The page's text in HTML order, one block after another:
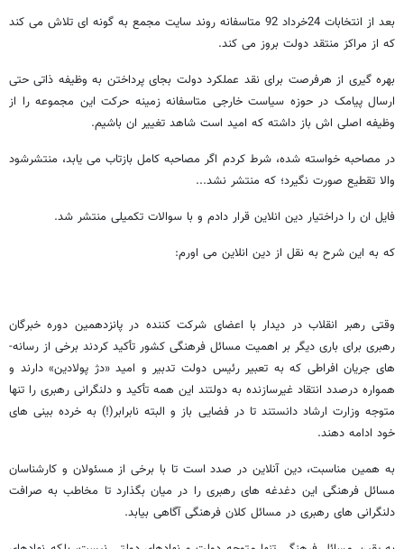
بعد از انتخابات 24خرداد 92 متاسفانه روند سایت مجمع به گونه ای تلاش می کند
که از مراکز منتقد دولت بروز می کند.
بهره گیری از هرفرصت برای نقد عملکرد دولت بجای پرداختن به وظیفه ذاتی حتی
ارسال پیامک در حوزه سیاست خارجی متاسفانه زمینه حرکت این مجموعه را از
وظیفه اصلی اش باز داشته که امید است شاهد تغییر ان باشیم.
در مصاحبه خواسته شده، شرط کردم اگر مصاحبه کامل بازتاب می یابد، منتشرشود
والا تقطیع صورت نگیرد؛ که منتشر نشد...
فایل ان را دراختیار دین انلاین قرار دادم و با سوالات تکمیلی منتشر شد.
که به این شرح به نقل از دین انلاین می اورم:
وقتی رهبر انقلاب در دیدار با اعضای شرکت کننده در پانزدهمین دوره خبرگان
رهبری برای باری دیگر بر اهمیت مسائل فرهنگی کشور تأکید کردند برخی از رسانه­
های جریان افراطی که به تعبیر رئیس دولت تدبیر و امید «دژ پولادین» دارند و
همواره درصدد انتقاد غیرسازنده به دولتند این همه تأکید و دلنگرانی رهبری را تنها
متوجه وزارت ارشاد دانستند تا در فضایی باز و البته نابرابر(!) به خرده ­بینی­ های
خود ادامه دهند.
به همین مناسبت، دین­ آنلاین در صدد است تا با برخی از مسئولان و کارشناسان
مسائل فرهنگی این دغدغه­ های رهبری را در میان بگذارد تا مخاطب به صرافت
دلنگرانی­ های رهبری در مسائل کلان فرهنگی آگاهی بیابد.